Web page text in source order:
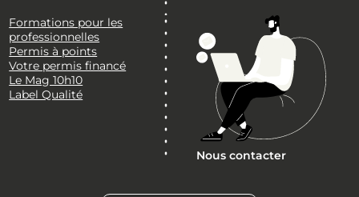
Formations pour les
professionnelles
Permis à points
Votre permis financé
Le Mag 10h10
Label Qualité
Nous contacter